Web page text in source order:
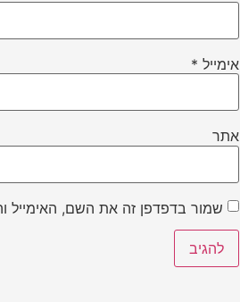
אימייל *
אתר
שמור בדפדפן זה את השם, האימייל